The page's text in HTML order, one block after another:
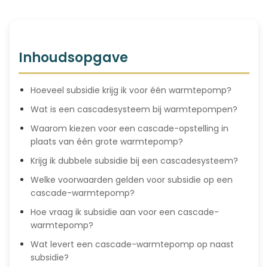
Inhoudsopgave
Hoeveel subsidie krijg ik voor één warmtepomp?
Wat is een cascadesysteem bij warmtepompen?
Waarom kiezen voor een cascade-opstelling in
plaats van één grote warmtepomp?
Krijg ik dubbele subsidie bij een cascadesysteem?
Welke voorwaarden gelden voor subsidie op een
cascade-warmtepomp?
Hoe vraag ik subsidie aan voor een cascade-
warmtepomp?
Wat levert een cascade-warmtepomp op naast
subsidie?